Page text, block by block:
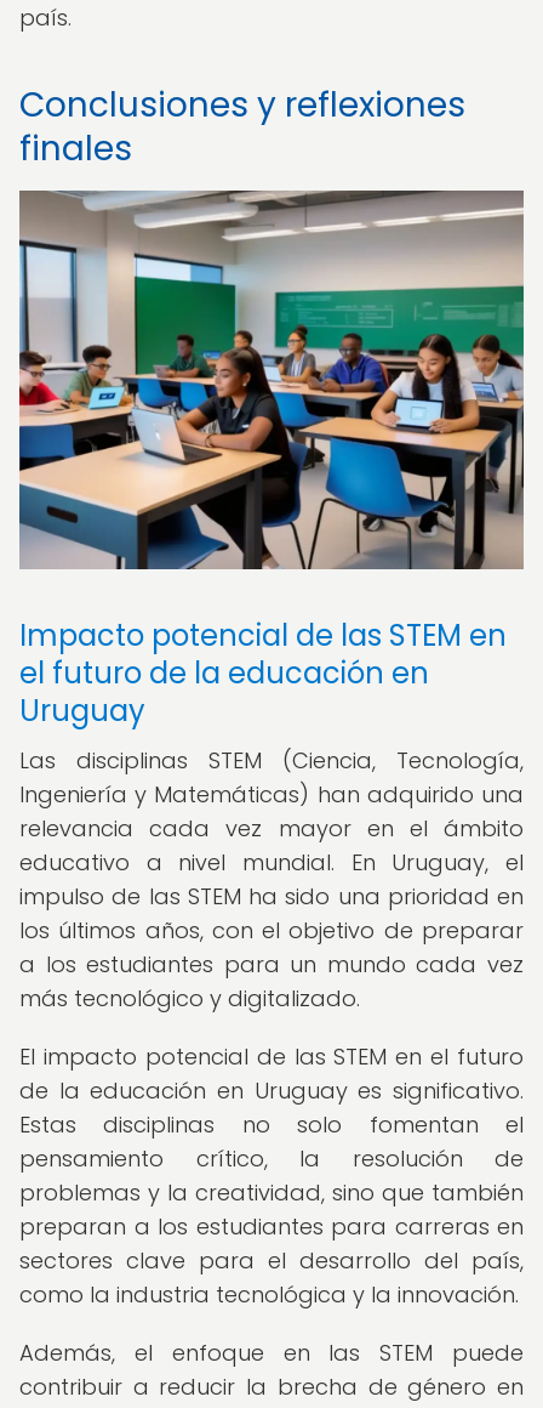
país.
Conclusiones y reflexiones
finales
Impacto potencial de las STEM en
el futuro de la educación en
Uruguay
Las disciplinas STEM (Ciencia, Tecnología,
Ingeniería y Matemáticas) han adquirido una
relevancia cada vez mayor en el ámbito
educativo a nivel mundial. En Uruguay, el
impulso de las STEM ha sido una prioridad en
los últimos años, con el objetivo de preparar
a los estudiantes para un mundo cada vez
más tecnológico y digitalizado.
El impacto potencial de las STEM en el futuro
de la educación en Uruguay es significativo.
Estas disciplinas no solo fomentan el
pensamiento crítico, la resolución de
problemas y la creatividad, sino que también
preparan a los estudiantes para carreras en
sectores clave para el desarrollo del país,
como la industria tecnológica y la innovación.
Además, el enfoque en las STEM puede
contribuir a reducir la brecha de género en